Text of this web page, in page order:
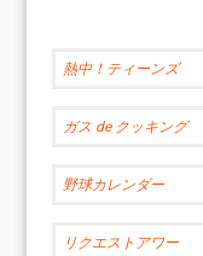
熱中！ティーンズ
ガス de クッキング
野球カレンダー
リクエストアワー